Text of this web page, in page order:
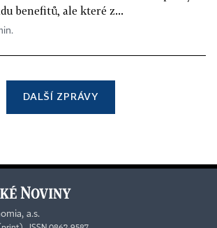
benefitů, ale které z...
DALŠÍ ZPRÁVY
a.s.